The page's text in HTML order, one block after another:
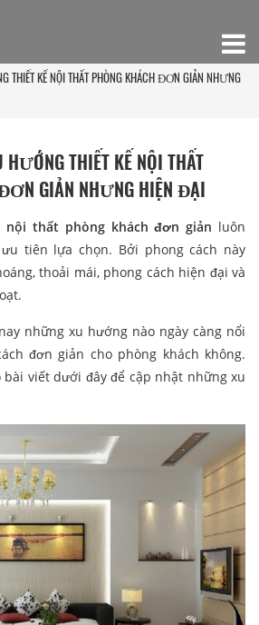
THIẾT KẾ NỘI THẤT PHÒNG KHÁCH ĐƠN GIẢN NHƯNG
HƯỚNG THIẾT KẾ NỘI THẤT
GIẢN NHƯNG HIỆN ĐẠI
nội thất phòng khách đơn giản luôn
tiên lựa chọn. Bởi phong cách này
thoải mái, phong cách hiện đại và
những xu hướng nào ngày càng nổi
đơn giản cho phòng khách không.
bài viết dưới đây để cập nhật những xu